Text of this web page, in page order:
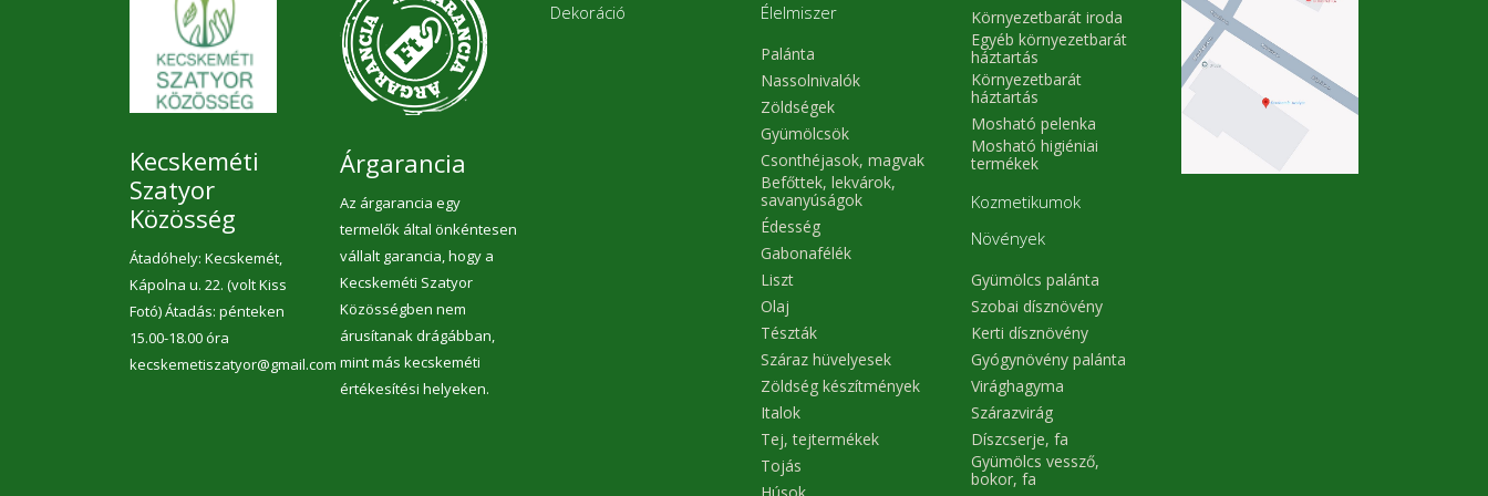
Kecskeméti
Szatyor
Közösség
Átadóhely: Kecskemét,
Kápolna u. 22. (volt Kiss
Fotó) Átadás: pénteken
15.00-18.00 óra
kecskemetiszatyor@gmail.com
Árgarancia
Az árgarancia egy
termelők által önkéntesen
vállalt garancia, hogy a
Kecskeméti Szatyor
Közösségben nem
árusítanak drágábban,
mint más kecskeméti
értékesítési helyeken.
Dekoráció
Élelmiszer
Palánta
Nassolnivalók
Zöldségek
Gyümölcsök
Csonthéjasok, magvak
Befőttek, lekvárok,
savanyúságok
Édesség
Gabonafélék
Liszt
Olaj
Tészták
Száraz hüvelyesek
Zöldség készítmények
Italok
Tej, tejtermékek
Tojás
Környezetbarát iroda
Egyéb környezetbarát
háztartás
Környezetbarát
háztartás
Mosható pelenka
Mosható higiéniai
termékek
Kozmetikumok
Növények
Gyümölcs palánta
Szobai dísznövény
Kerti dísznövény
Gyógynövény palánta
Virághagyma
Szárazvirág
Díszcserje, fa
Gyümölcs vessző,
bokor, fa